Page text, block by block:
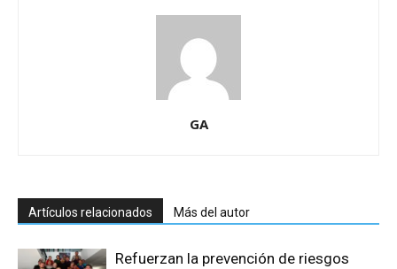
GA
Artículos relacionados Más del autor
Refuerzan la prevención de riesgos